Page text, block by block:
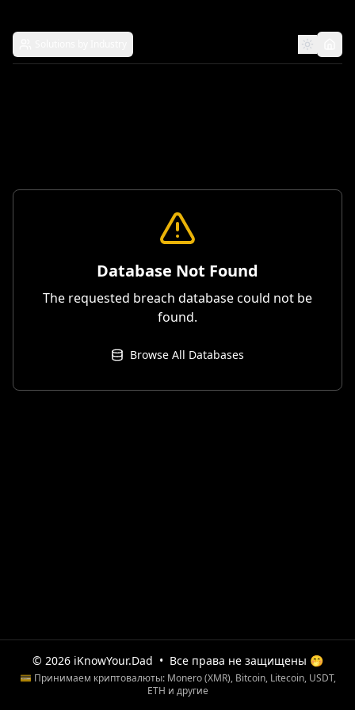
Database Not Found
The requested breach database could not be
found.
Browse All Databases
© 2026 iKnowYour.Dad • Все права не защищены 🤭
💳 Принимаем криптовалюты: Monero (XMR), Bitcoin, Litecoin, USDT,
ETH и другие